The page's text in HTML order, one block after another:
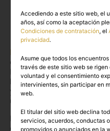
Antes
Ahora Cita
Pasion.com ahora es
oficial y de nuevo, la
España. Si buscabas
llegado al lugar correcto:
y diseñada para
usuario.
Las mejoresescorts de
de lujo te esperan en
Accediendo a este sitio web, el
años, así como la aceptación
Condiciones de contratación, el
privacidad.
Asume que todos los
través de este sitio web se
voluntad y el consentimiento
intervinientes, sin participar en
web.
El titular del sitio web declina
servicios, acuerdos, conductas
promovidos o anunciados en la